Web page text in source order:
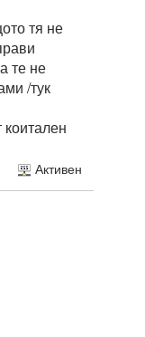
тя не
те не
/тук
Активен